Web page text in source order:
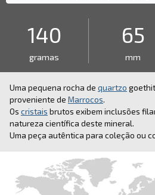
140
gramas
65
mm
Uma pequena rocha de quartzo
proveniente de Marrocos.
Os cristais brutos exibem inclusões
natureza científica deste mineral.
Uma peça autêntica para coleção ou